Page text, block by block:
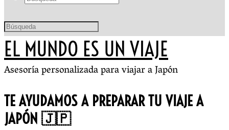
EL MUNDO ES UN VIAJE
Asesoría personalizada para viajar a Japón
TE AYUDAMOS A PREPARAR TU VIAJE A
JAPÓN 🇯🇵